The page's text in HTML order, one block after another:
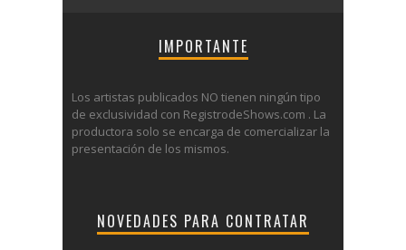
IMPORTANTE
Los artistas publicados NO tienen ningún tipo
de exclusividad con RegistrodeShows.com . La
productora solo se encarga de comercializar la
presentación de los mismos.
NOVEDADES PARA CONTRATAR